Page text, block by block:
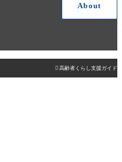
About
 高齢者くらし支援ガイド